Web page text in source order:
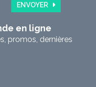
ENVOYER
en ligne
promos, dernières